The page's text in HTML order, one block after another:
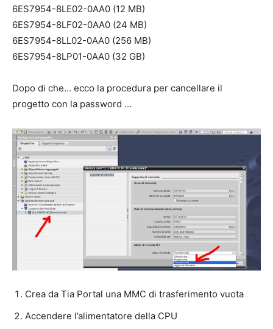
6ES7954-8LE02-0AA0 (12 MB)
6ES7954-8LF02-0AA0 (24 MB)
6ES7954-8LL02-0AA0 (256 MB)
6ES7954-8LP01-0AA0 (32 GB)
Dopo di che… ecco la procedura per cancellare il
progetto con la password …
Crea da Tia Portal una MMC di trasferimento vuota
Accendere l’alimentatore della CPU